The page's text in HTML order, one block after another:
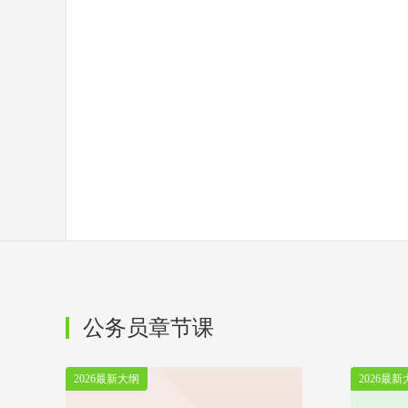
公务员章节课
2026最新大纲 2026最新